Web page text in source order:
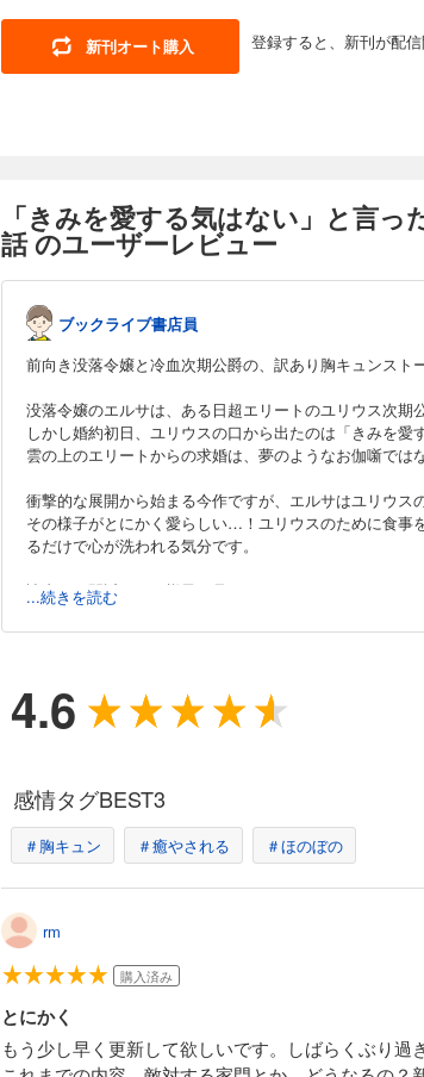
新刊オート購入 登録すると、新刊が配
「きみを愛する気はない」と言
話 のユーザーレビュー
ブックライブ書店員
前向き没落令嬢と冷血次期公爵の、訳あり胸キュンスト
没落令嬢のエルサは、ある日超エリートのユリウス次期
しかし婚約初日、ユリウスの口から出たのは「きみを
雲の上のエリートからの求婚は、夢のようなお伽噺では
衝撃的な展開から始まる今作ですが、エルサはユリウス
その様子がとにかく愛らしい…！ユリウスのために食
るだけで心が洗われる気分です。
読者より間近でその様子を見ているユリウスも、もちろ
んな表情を隠してたのか！と思うほど様々な表情を彼
思わず背中を押したくなるような、真反対な二人が少
...続きを読む
4.6
感情タグBEST3
＃胸キュン ＃癒やされる ＃ほのぼの
rm
購入済み
とにかく
もう少し早く更新して欲しいです。しばらくぶり過